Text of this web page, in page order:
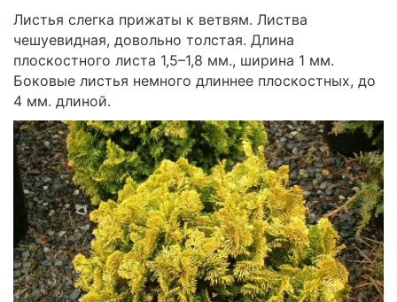
Листья слегка прижаты к ветвям. Листва
чешуевидная, довольно толстая. Длина
плоскостного листа 1,5–1,8 мм., ширина 1 мм.
Боковые листья немного длиннее плоскостных, до
4 мм. длиной.